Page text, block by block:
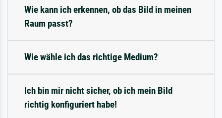
Wie kann ich erkennen, ob das Bild in meinen
Raum passt?
Wie wähle ich das richtige Medium?
Ich bin mir nicht sicher, ob ich mein Bild
richtig konfiguriert habe!